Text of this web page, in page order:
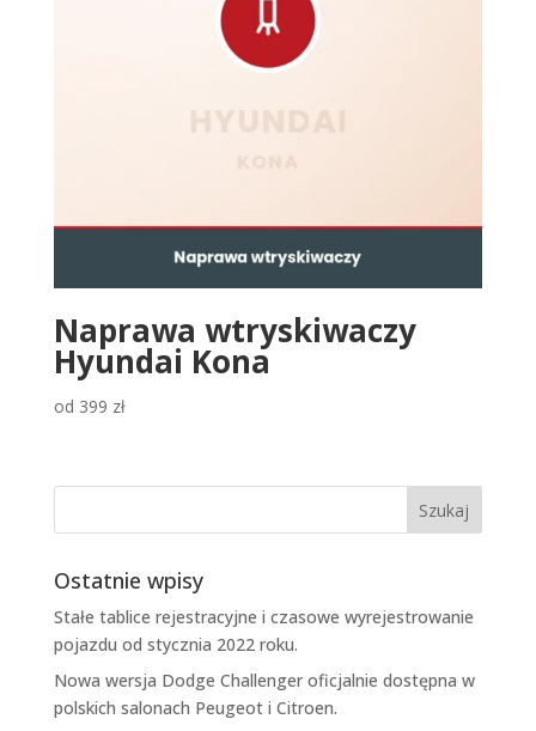
Naprawa wtryskiwaczy
Hyundai Kona
od 399 zł
Ostatnie wpisy
Stałe tablice rejestracyjne i czasowe wyrejestrowanie
pojazdu od stycznia 2022 roku.
Nowa wersja Dodge Challenger oficjalnie dostępna w
polskich salonach Peugeot i Citroen.